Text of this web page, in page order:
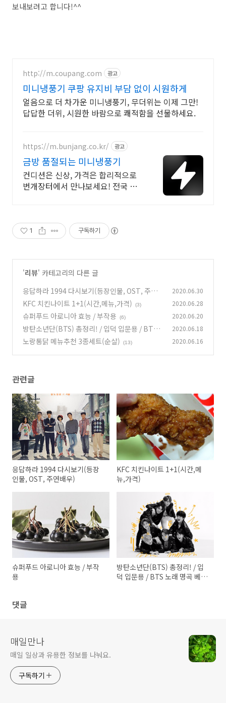
보내보려고 합니다!^^
http://m.coupang.com 광고
미니냉풍기 쿠팡 유지비 부담 없이 시원하게
얼음으로 더 차가운 미니냉풍기, 무더위는 이제 그만!
답답한 더위, 시원한 바람으로 쾌적함을 선물하세요.
https://m.bunjang.co.kr/ 광고
금방 품절되는 미니냉풍기
컨디션은 신상, 가격은 합리적으로
번개장터에서 만나보세요! 전국 각
1 구독하기
'리뷰' 카테고리의 다른 글
응답하라 1994 다시보기(등장인물, OST, 주연
배우)
(1)
2020.06.30
KFC 치킨나이트 1+1(시간,메뉴,가격) (3) 2020.06.28
슈퍼푸드 아로니아 효능 / 부작용 (6) 2020.06.20
방탄소년단(BTS) 총정리! / 입덕 입문용 / BTS
노래 명곡 베스트10 (0)
2020.06.18
노랑통닭 메뉴추천 3종세트(순살) (13) 2020.06.16
관련글
응답하라 1994 다시보기(등장
인물, OST, 주연배우)
KFC 치킨나이트 1+1(시간,메
뉴,가격)
슈퍼푸드 아로니아 효능 / 부작
용
방탄소년단(BTS) 총정리! / 입
덕 입문용 / BTS 노래 명곡 베스
댓글
매일만나
매일 일상과 유용한 정보를 나눠요.
구독하기